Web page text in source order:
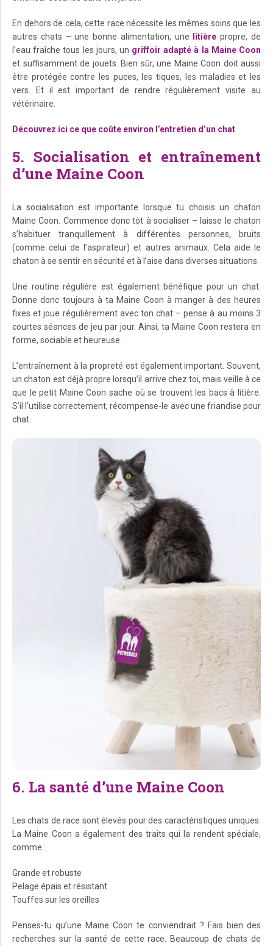
En dehors de cela, cette race nécessite les mêmes soins que les
autres chats – une bonne alimentation, une
litière propre, de
l’eau fraîche tous les jours, un griffoir adapté à la Maine Coon
et suffisamment de jouets. Bien sûr, une Maine Coon doit aussi
être protégée contre les puces, les tiques, les maladies et les
vers. Et il est important de rendre régulièrement visite au
vétérinaire.
Découvrez ici ce que coûte environ l’entretien d’un chat
5. Socialisation et entraînement
d’une Maine Coon
La socialisation est importante lorsque tu choisis un chaton
Maine Coon. Commence donc tôt à socialiser – laisse le chaton
s’habituer tranquillement à différentes personnes, bruits
(comme celui de l’aspirateur) et autres animaux. Cela aide le
chaton à se sentir en sécurité et à l’aise dans diverses situations.
Une routine régulière est également bénéfique pour un chat.
Donne donc toujours à ta Maine Coon à manger à des heures
fixes et joue régulièrement avec ton chat – pense à au moins 3
courtes séances de jeu par jour. Ainsi, ta Maine Coon restera en
forme, sociable et heureuse.
L’entraînement à la propreté est également important. Souvent,
un chaton est déjà propre lorsqu’il arrive chez toi, mais veille à ce
que le petit Maine Coon sache où se trouvent les bacs à litière.
S’il l’utilise correctement, récompense-le avec une friandise pour
chat.
6. La santé d’une Maine Coon
Les chats de race sont élevés pour des caractéristiques uniques.
La Maine Coon a également des traits qui la rendent spéciale,
comme :
Grande et robuste
Pelage épais et résistant
Touffes sur les oreilles
Penses-tu qu’une Maine Coon te conviendrait ? Fais bien des
recherches sur la santé de cette race. Beaucoup de chats de